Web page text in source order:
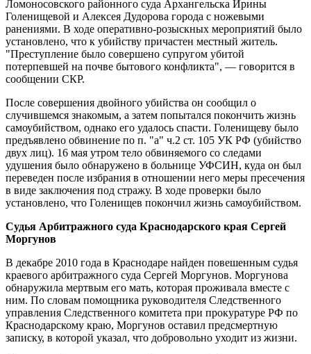
Ломоносовского районного суда Архангельска Ирины
Голенищевой и Алексея Дудорова города с ножевыми
ранениями. В ходе оперативно-розыскных мероприятий было
установлено, что к убийству причастен местный житель.
"Преступление было совершено супругом убитой
потерпевшей на почве бытового конфликта", — говорится в
сообщении СКР.
После совершения двойного убийства он сообщил о
случившемся знакомым, а затем попытался покончить жизнь
самоубийством, однако его удалось спасти. Голенищеву было
предъявлено обвинение по п. "а" ч.2 ст. 105 УК РФ (убийство
двух лиц). 16 мая утром тело обвиняемого со следами
удушения было обнаружено в больнице УФСИН, куда он был
переведен после избрания в отношении него меры пресечения
в виде заключения под стражу. В ходе проверки было
установлено, что Голенищев покончил жизнь самоубийством.
Судья Арбитражного суда Краснодарского края Сергей
Моргунов
В декабре 2010 года в Краснодаре найден повешенным судья
краевого арбитражного суда Сергей Моргунов. Моргунова
обнаружила мертвым его мать, которая проживала вместе с
ним. По словам помощника руководителя Следственного
управления Следственного комитета при прокуратуре РФ по
Краснодарскому краю, Моргунов оставил предсмертную
записку, в которой указал, что добровольно уходит из жизни.